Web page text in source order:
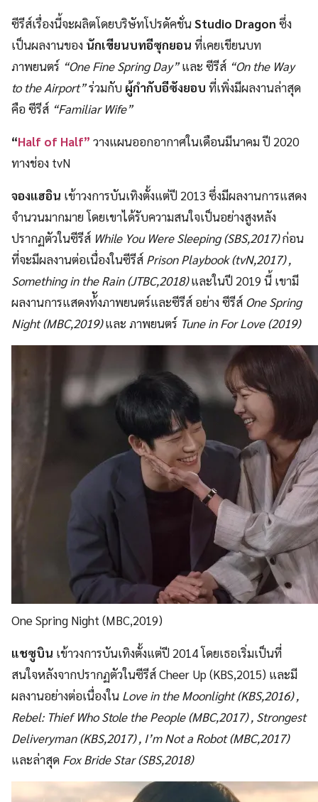
ซีรีส์เรื่องนี้จะผลิตโดยบริษัทโปรดัคชั่นStudio Dragon ซึ่ง
เป็นผลงานของ นักเขียนบทอีซุกยอน ที่เคยเขียนบท
ภาพยนตร์ “One Fine Spring Day”และ ซีรีส์ “On the Way
to the Airport”ร่วมกับ ผู้กำกับอีซังยอบ ที่เพิ่งมีผลงานล่าสุด
คือ ซีรีส์ “Familiar Wife”
“Half of Half” วางแผนออกอากาศในเดือนมีนาคม ปี 2020
ทางช่อง tvN
จองแฮอิน เข้าวงการบันเทิงตั้งแต่ปี 2013 ซึ่งมีผลงานการแสดง
จำนวนมากมาย โดยเขาได้รับความสนใจเป็นอย่างสูงหลัง
ปรากฏตัวในซีรีส์ While You Were Sleeping (SBS,2017)ก่อน
ที่จะมีผลงานต่อเนื่องในซีรีส์ Prison Playbook (tvN,2017) ,
Something in the Rain (JTBC,2018)และในปี 2019 นี้ เขามี
ผลงานการแสดงท้ังภาพยนตร์และซีรีส์ อย่าง ซีรีส์ One Spring
Night (MBC,2019)และ ภาพยนตร์ Tune in For Love (2019)
One Spring Night (MBC,2019)
แชซูบิน เข้าวงการบันเทิงตั้งแต่ปี 2014 โดยเธอเริ่มเป็นที่
สนใจหลังจากปรากฏตัวในซีรีส์ Cheer Up (KBS,2015) และมี
ผลงานอย่างต่อเนื่องใน Love in the Moonlight (KBS,2016) ,
Rebel: Thief Who Stole the People (MBC,2017) , Strongest
Deliveryman (KBS,2017) , I’m Not a Robot (MBC,2017)
และล่าสุด Fox Bride Star (SBS,2018)